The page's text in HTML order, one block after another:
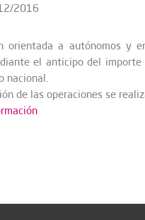
2016
orientada a autónomos y
el anticipo del
nacional.
de las operaciones se